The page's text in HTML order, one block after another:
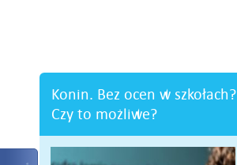
Konin. Bez ocen w szkołach?
Czy to możliwe?